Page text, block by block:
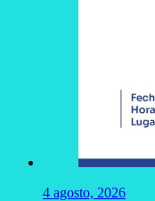
4 agosto, 2026